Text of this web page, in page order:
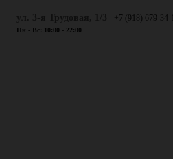
+7 (918) 679-34-
Пн - Вс: 10:00 - 22:00